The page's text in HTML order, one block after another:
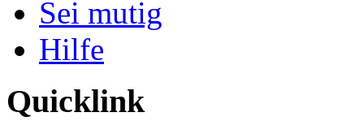
Sei mutig
Hilfe
Quicklink